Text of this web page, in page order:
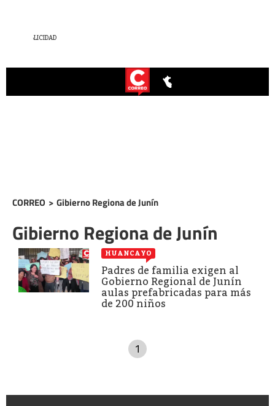
CORREO > Gibierno Regiona de Junín
Gibierno Regiona de Junín
HUANCAYO
Padres de familia exigen al
Gobierno Regional de Junín
aulas prefabricadas para más
de 200 niños
1